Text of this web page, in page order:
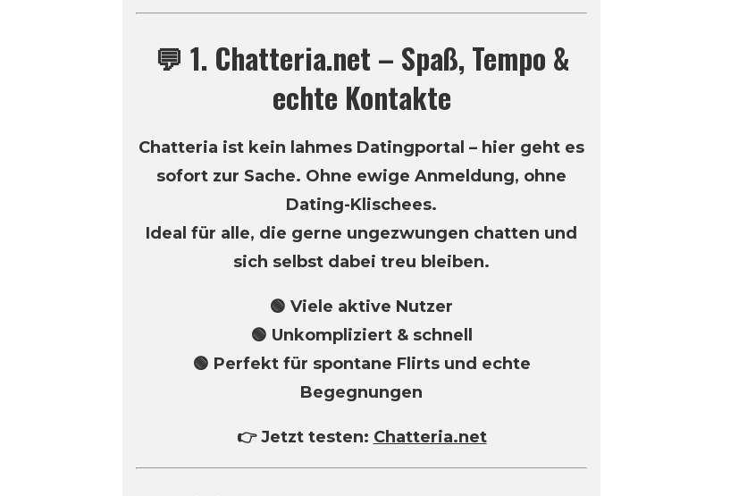
💬 1. Chatteria.net – Spaß, Tempo &
echte Kontakte
Chatteria ist kein lahmes Datingportal – hier geht es
sofort zur Sache. Ohne ewige Anmeldung, ohne
Dating-Klischees.
Ideal für alle, die gerne ungezwungen chatten und
sich selbst dabei treu bleiben.
🟢 Viele aktive Nutzer
🟢 Unkompliziert & schnell
🟢 Perfekt für spontane Flirts und echte
Begegnungen
👉 Jetzt testen: Chatteria.net